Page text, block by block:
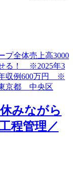
みながら
程管理／